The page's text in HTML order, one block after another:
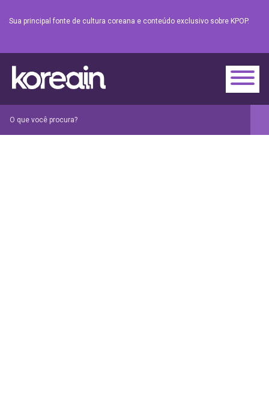
Sua principal fonte de cultura coreana e conteúdo exclusivo sobre KPOP.